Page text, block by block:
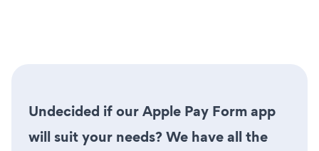
Undecided if our Apple Pay Form app
will suit your needs? We have all the